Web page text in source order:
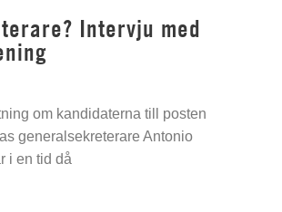
Intervju med
om kandidaterna till posten
generalsekreterare Antonio
i en tid då